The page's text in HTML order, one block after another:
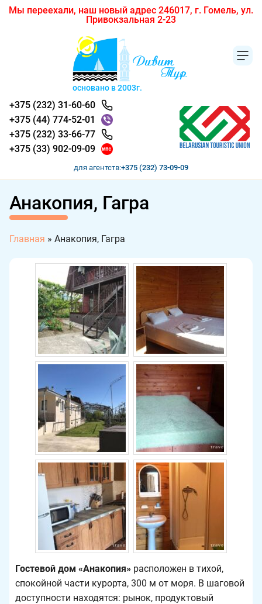
Мы переехали, наш новый адрес 246017, г. Гомель, ул.
Привокзальная 2-23
основано в 2003г.
+375 (232) 31-60-60
+375 (44) 774-52-01
+375 (232) 33-66-77
+375 (33) 902-09-09
для агентств:+375 (232) 73-09-09
Анакопия, Гагра
Главная » Анакопия, Гагра
Гостевой дом «Анакопия» расположен в тихой,
спокойной части курорта, 300 м от моря. В шаговой
доступности находятся: рынок, продуктовый